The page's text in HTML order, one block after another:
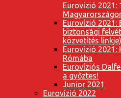
Eurovízió 2021:
Eurovízió 2021:
biztonsági
közvetítés linkje)
Eurovízió 2021:
Rómába
Eurovíziós
a győztes!
Junior 2021
Eurovízió 2022